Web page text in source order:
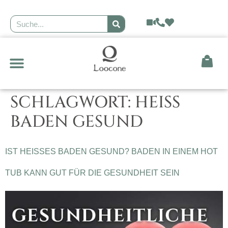
SCHLAGWORT: HEISS B
ADEN GESUND
IST HEISSES BADEN GESUND? BADEN IN EINEM HOT T
UB KANN GUT FÜR DIE GESUNDHEIT SEIN